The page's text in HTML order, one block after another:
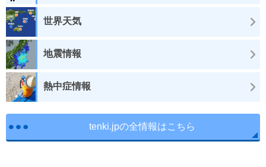
世界天気
地震情報
熱中症情報
tenki.jpの全情報はこちら